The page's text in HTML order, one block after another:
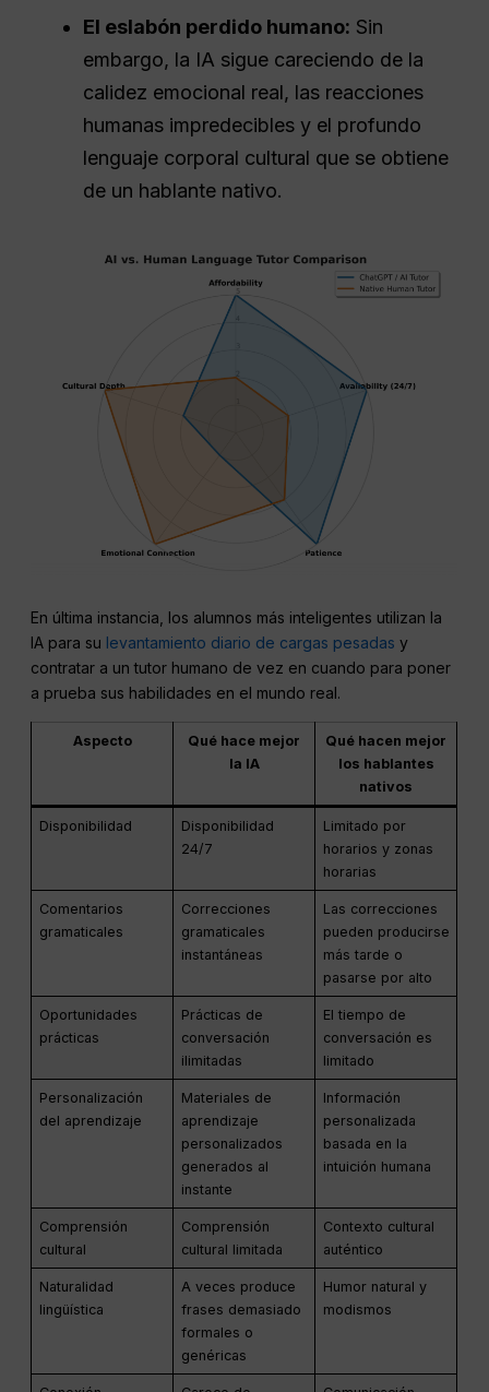
El eslabón perdido humano: Sin
embargo, la IA sigue careciendo de la
calidez emocional real, las reacciones
humanas impredecibles y el profundo
lenguaje corporal cultural que se obtiene
de un hablante nativo.
En última instancia, los alumnos más inteligentes utilizan la
IA para su levantamiento diario de cargas pesadas y
contratar a un tutor humano de vez en cuando para poner
a prueba sus habilidades en el mundo real.
Aspecto
Qué hace mejor
la IA
Qué hacen mejor
los hablantes
nativos
Disponibilidad
Disponibilidad
24/7
Limitado por
horarios y zonas
horarias
Comentarios
gramaticales
Correcciones
gramaticales
instantáneas
Las correcciones
pueden producirse
más tarde o
pasarse por alto
Oportunidades
prácticas
Prácticas de
conversación
ilimitadas
El tiempo de
conversación es
limitado
Personalización
del aprendizaje
Materiales de
aprendizaje
personalizados
generados al
instante
Información
personalizada
basada en la
intuición humana
Comprensión
cultural
Comprensión
cultural limitada
Contexto cultural
auténtico
Naturalidad
lingüística
A veces produce
frases demasiado
formales o
genéricas
Humor natural y
modismos